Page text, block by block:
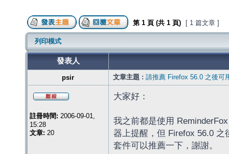
第 1 頁 (共 1 頁) [ 1 篇文章 ]
列印模式
發表人
psir 文章主題 : 請推薦 Firefox 56.0 之後可
註冊時間: 2006-09-01,
15:28
文章: 20
大家好：
我之前都是使用
器上提醒，但 Firefox 56.0
套件可以推薦一下，謝謝。